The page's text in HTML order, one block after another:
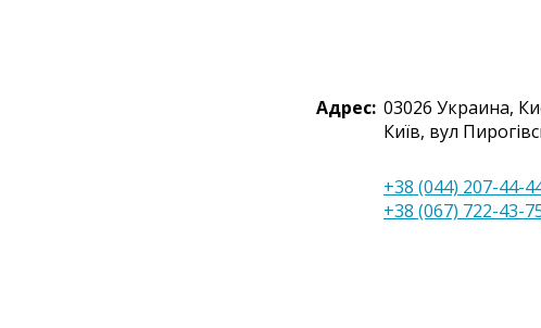
Адрес: 03026 Украина,
Київ, вул
+38 (044) 207-44-
+38 (067) 722-43-